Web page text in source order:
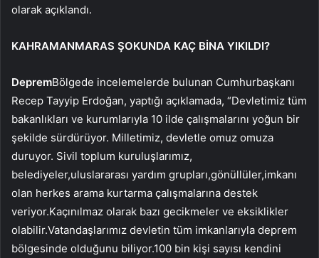
olarak açıklandı.
KAHRAMANMARAS ŞOKUNDA KAÇ BİNA YIKILDI?
DepremBölgede incelemelerde bulunan Cumhurbaşkanı
Recep Tayyip Erdoğan, yaptığı açıklamada, “Devletimiz tüm
bakanlıkları ve kurumlarıyla 10 ilde çalışmalarını yoğun bir
şekilde sürdürüyor. Milletimiz, devletle omuz omuza
duruyor. Sivil toplum kuruluşlarımız,
belediyeler,uluslararası yardım grupları,gönüllüler,imkanı
olan herkes arama kurtarma çalışmalarına destek
veriyor.Kaçınılmaz olarak bazı gecikmeler ve eksiklikler
olabilir.Vatandaşlarımız devletin tüm imkanlarıyla deprem
bölgesinde olduğunu biliyor.100 bin kişi sayısı kendini